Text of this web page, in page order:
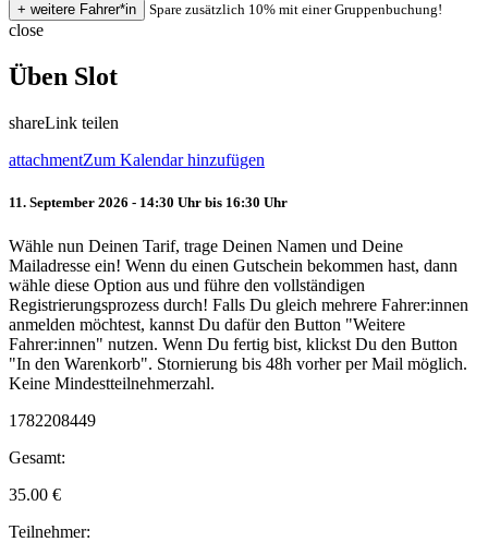
Spare zusätzlich 10% mit einer Gruppenbuchung!
close
Üben Slot
shareLink teilen
attachmentZum Kalendar hinzufügen
11. September 2026 - 14:30 Uhr bis 16:30 Uhr
Wähle nun Deinen Tarif, trage Deinen Namen und Deine
Mailadresse ein! Wenn du einen Gutschein bekommen hast, dann
wähle diese Option aus und führe den vollständigen
Registrierungsprozess durch! Falls Du gleich mehrere Fahrer:innen
anmelden möchtest, kannst Du dafür den Button "Weitere
Fahrer:innen" nutzen. Wenn Du fertig bist, klickst Du den Button
"In den Warenkorb". Stornierung bis 48h vorher per Mail möglich.
Keine Mindestteilnehmerzahl.
1782208449
Gesamt:
35.00 €
Teilnehmer: